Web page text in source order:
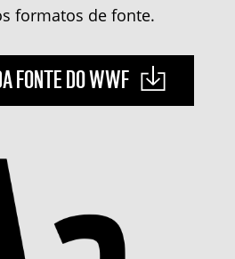
formatos de fonte.
FONTE DO WWF